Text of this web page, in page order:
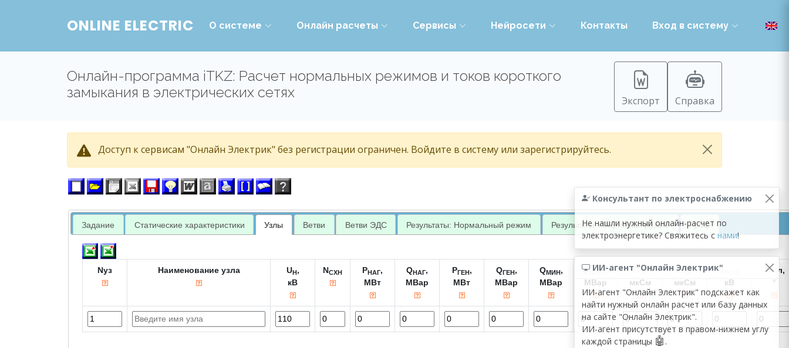
ONLINE ELECTRIC О системе Онлайн расчеты Сервисы Нейросети Контакты Вход в систему
Онлайн-программа iTKZ: Расчет нормальных режимов и токов короткого
замыкания в электрических сетях
Экспорт Справка
Доступ к сервисам "Онлайн Электрик" без регистрации ограничен. Войдите в систему или зарегистрируйтесь.
Консультант по электроснабжению
Не нашли нужный онлайн-расчет по
электроэнергетике? Свяжитесь с нами!
ИИ-агент "Онлайн Электрик"
ИИ-агент "Онлайн Электрик" подскажет как
найти нужный онлайн расчет или базу данных
на сайте "Онлайн Электрик".
ИИ-агент присутствует в правом-нижнем углу
каждой страницы 🤖 .
Задание Статические характеристики Узлы Ветви Ветви ЭДС Результаты: Нормальный режим Результаты: Аварийный режим Граф
Nуз Наименование узла UН,
кВ
NСХН PНАГ,
МВт
QНАГ,
МВар
PГЕН,
МВт
QГЕН,
МВар
QМИН,
МВар
Q МАКС ,
МВар
G Ш,
мкСм
B Ш,
мкСм
U
кВ
Угол,
°